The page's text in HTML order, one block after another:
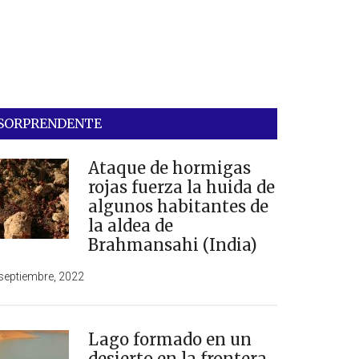
Ataque de hormigas
rojas fuerza la huida de
algunos habitantes de
la aldea de
Brahmansahi (India)
2022
Lago formado en un